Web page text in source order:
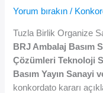
Yorum bırakın /
Tuzla Birlik Organize
BRJ Ambalaj Basım
Çözümleri Teknoloji
Basım Yayın Sanayi
konkordato kararı